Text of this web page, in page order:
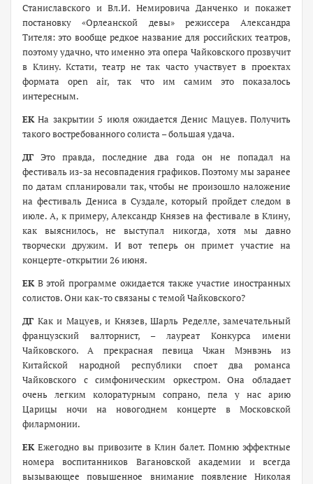
Станиславского и Вл.И. Немировича Данченко и покажет
постановку «Орлеанской девы» режиссера Александра
Тителя: это вообще редкое название для российских театров,
поэтому удачно, что именно эта опера Чайковского прозвучит
в Клину. Кстати, театр не так часто участвует в проектах
формата open air, так что им самим это показалось
интересным.
ЕКНа закрытии 5 июля ожидается Денис Мацуев. Получить
такого востребованного солиста – большая удача.
ДГ Это правда, последние два года он не попадал на
фестиваль из-за несовпадения графиков. Поэтому мы заранее
по датам спланировали так, чтобы не произошло наложение
на фестиваль Дениса в Суздале, который пройдет следом в
июле. А, к примеру, Александр Князев на фестивале в Клину,
как выяснилось, не выступал никогда, хотя мы давно
творчески дружим. И вот теперь он примет участие на
концерте-открытии 26 июня.
ЕКВ этой программе ожидается также участие иностранных
солистов. Они как-то связаны с темой Чайковского?
ДГ Как и Мацуев, и Князев, Шарль Ределле, замечательный
французский валторнист, – лауреат Конкурса имени
Чайковского. А прекрасная певица Чжан Мэнвэнь из
Китайской народной республики споет два романса
Чайковского с симфоническим оркестром. Она обладает
очень легким колоратурным сопрано, пела у нас арию
Царицы ночи на новогоднем концерте в Московской
филармонии.
ЕКЕжегодно вы привозите в Клин балет. Помню эффектные
номера воспитанников Вагановской академии и всегда
вызывающее повышенное внимание появление Николая